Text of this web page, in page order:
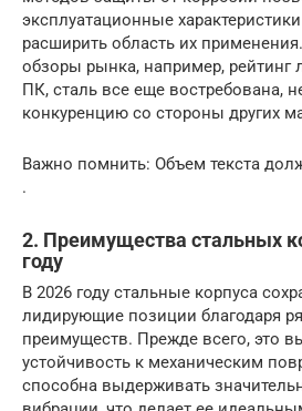
эксплуатационные
расширить область их
обзоры рынка, например, рейтинг
ПК, сталь все еще востребована,
конкуренцию со стороны других
Важно помнить: Объем текста
.
2. Преимущества стальных
году
В 2026 году стальные корпуса
лидирующие позиции благодаря
преимуществ. Прежде всего, это
устойчивость к механическим
способна выдерживать